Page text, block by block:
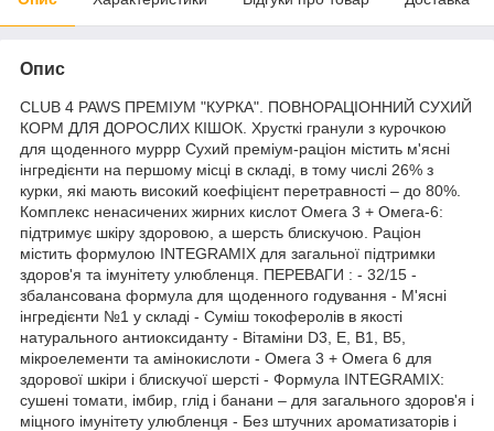
Опис
CLUB 4 PAWS ПРЕМІУМ "КУРКА". ПОВНОРАЦІОННИЙ СУХИЙ
КОРМ ДЛЯ ДОРОСЛИХ КІШОК. Хрусткі гранули з курочкою
для щоденного муррр Сухий преміум-раціон містить м'ясні
інгредієнти на першому місці в складі, в тому числі 26% з
курки, які мають високий коефіцієнт перетравності – до 80%.
Комплекс ненасичених жирних кислот Омега 3 + Омега-6:
підтримує шкіру здоровою, а шерсть блискучою. Раціон
містить формулою INTEGRAMIX для загальної підтримки
здоров'я та імунітету улюбленця. ПЕРЕВАГИ : - 32/15 -
збалансована формула для щоденного годування - М'ясні
інгредієнти №1 у складі - Суміш токоферолів в якості
натурального антиоксиданту - Вітаміни D3, E, B1, B5,
мікроелементи та амінокислоти - Омега 3 + Омега 6 для
здорової шкіри і блискучої шерсті - Формула INTEGRAMIX:
сушені томати, імбир, глід і банани – для загального здоров'я і
міцного імунітету улюбленця - Без штучних ароматизаторів і